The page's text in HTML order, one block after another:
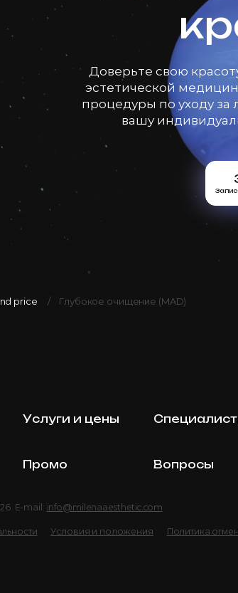
Доверьте свою
эстетической
процедуры по уходу
вашу
price Глубокое очищение (MAD)
Услуги и цены
Промо Вопросы
E-mail: info@milenaaesthetic.com
Условия и положения Политика